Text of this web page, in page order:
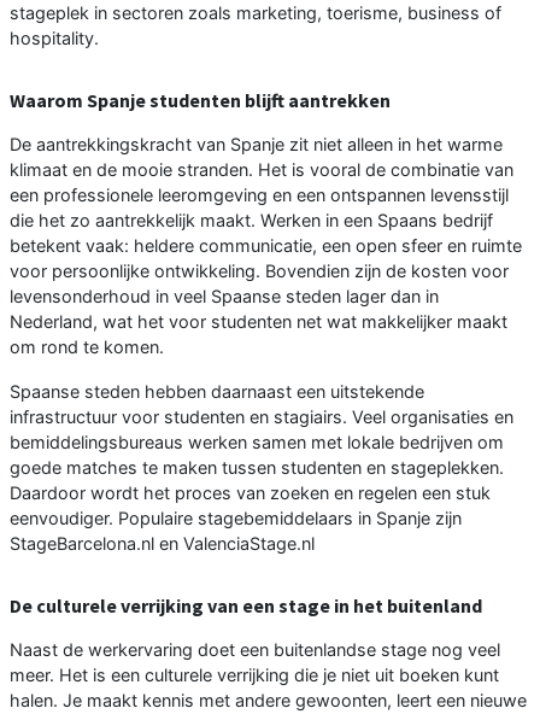
stageplek in sectoren zoals marketing, toerisme, business of
hospitality.
Waarom Spanje studenten blijft aantrekken
De aantrekkingskracht van Spanje zit niet alleen in het warme
klimaat en de mooie stranden. Het is vooral de combinatie van
een professionele leeromgeving en een ontspannen levensstijl
die het zo aantrekkelijk maakt. Werken in een Spaans bedrijf
betekent vaak: heldere communicatie, een open sfeer en ruimte
voor persoonlijke ontwikkeling. Bovendien zijn de kosten voor
levensonderhoud in veel Spaanse steden lager dan in
Nederland, wat het voor studenten net wat makkelijker maakt
om rond te komen.
Spaanse steden hebben daarnaast een uitstekende
infrastructuur voor studenten en stagiairs. Veel organisaties en
bemiddelingsbureaus werken samen met lokale bedrijven om
goede matches te maken tussen studenten en stageplekken.
Daardoor wordt het proces van zoeken en regelen een stuk
eenvoudiger. Populaire stagebemiddelaars in Spanje zijn
StageBarcelona.nl en ValenciaStage.nl
De culturele verrijking van een stage in het buitenland
Naast de werkervaring doet een buitenlandse stage nog veel
meer. Het is een culturele verrijking die je niet uit boeken kunt
halen. Je maakt kennis met andere gewoonten, leert een nieuwe